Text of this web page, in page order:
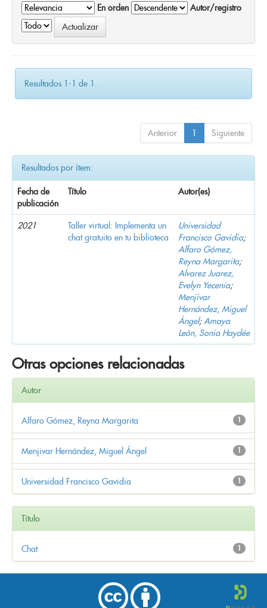
En orden
Autor/registro
Resultados 1-1 de 1.
Anterior 1 Siguiente
Resultados por ítem:
Fecha de
publicación
Título Autor(es)
2021
Taller virtual: Implementa un
chat gratuito en tu biblioteca
Universidad
Francisco Gavidia;
Alfaro Gómez,
Reyna Margarita;
Alvarez Juarez,
Evelyn Yecenia;
Menjivar
Hernández, Miguel
Ángel; Amaya
León, Sonia Haydée
Otras opciones relacionadas
Autor
1
Alfaro Gómez, Reyna Margarita
1
Menjivar Hernández, Miguel Ángel
1
Universidad Francisco Gavidia
Título
1
Chat